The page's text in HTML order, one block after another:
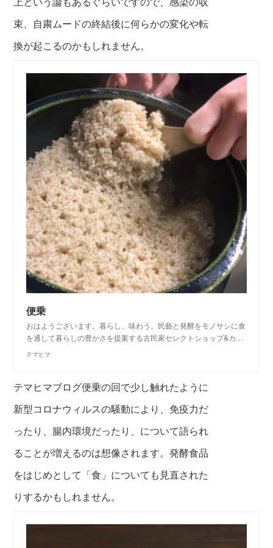
束、自粛ムードの終結後に何らかの変化や転
換が起こるのかもしれません。
便乗
おはようございます。暮らし、味わう。民藝と発酵をモノサシに食
を通して暮らしの豊かさを提案する古民家セレクトショップ&カ…
テマヒマ
テマヒマブログ便乗の回で少し触れたように
新型コロナウィルスの騒動により、免疫力だ
ったり、 腸内環境だったり、について語られ
ることが増えるのは想像されます。発酵食品
をはじめとして「食」についても 見直された
りするかもしれません。